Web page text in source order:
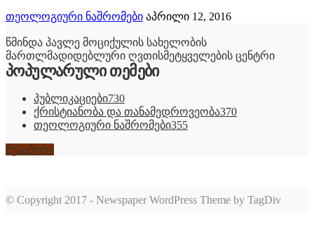
თეოლოგიური ნაშრომები აპრილი 12, 2016
წმინდა პავლე მოციქულის სახელობის
მართლმადიდებლური ღვთისმეტყველების ცენტრი
პოპულარული თემები
პუბლიკაციები730
ქრისტიანობა და თანამედროვეობა370
თეოლოგიური ნაშრომები355
შესაწირი
© Copyright 2017 - Newspaper WordPress Theme by TagDiv